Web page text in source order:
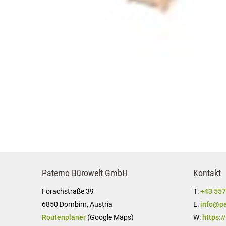
Paterno Bürowelt GmbH
Forachstraße 39
6850 Dornbirn, Austria
Routenplaner (Google Maps)
Kontakt
T:+43
E:
W: